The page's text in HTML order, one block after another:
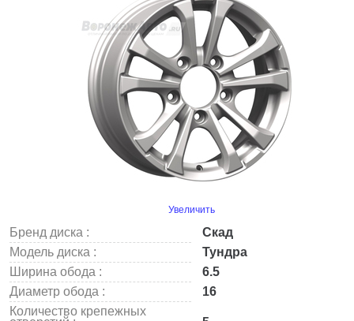
Увеличить
Бренд диска :
Скад
Модель диска :
Тундра
Ширина обода :
6.5
Диаметр обода :
16
Количество крепежных